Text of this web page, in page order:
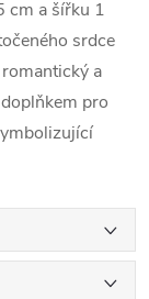
cm a šířku 1
srdce
a
pro